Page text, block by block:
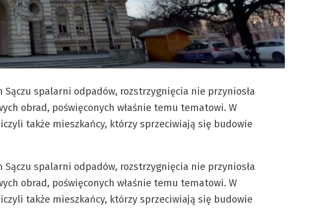
spalarni odpadów, rozstrzygnięcia nie przyniosła
obrad, poświęconych właśnie temu tematowi. W
także mieszkańcy, którzy sprzeciwiają się budowie
spalarni odpadów, rozstrzygnięcia nie przyniosła
obrad, poświęconych właśnie temu tematowi. W
także mieszkańcy, którzy sprzeciwiają się budowie